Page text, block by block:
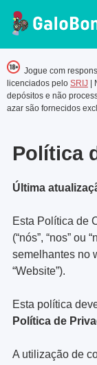
Jogue com
licenciados pelo SRIJ |
depósitos e não
azar são fornecidos
Política
Última
Esta Política de
(“nós”, “nos” ou
semelhantes no
“Website”).
Esta política
Política de
A utilização de